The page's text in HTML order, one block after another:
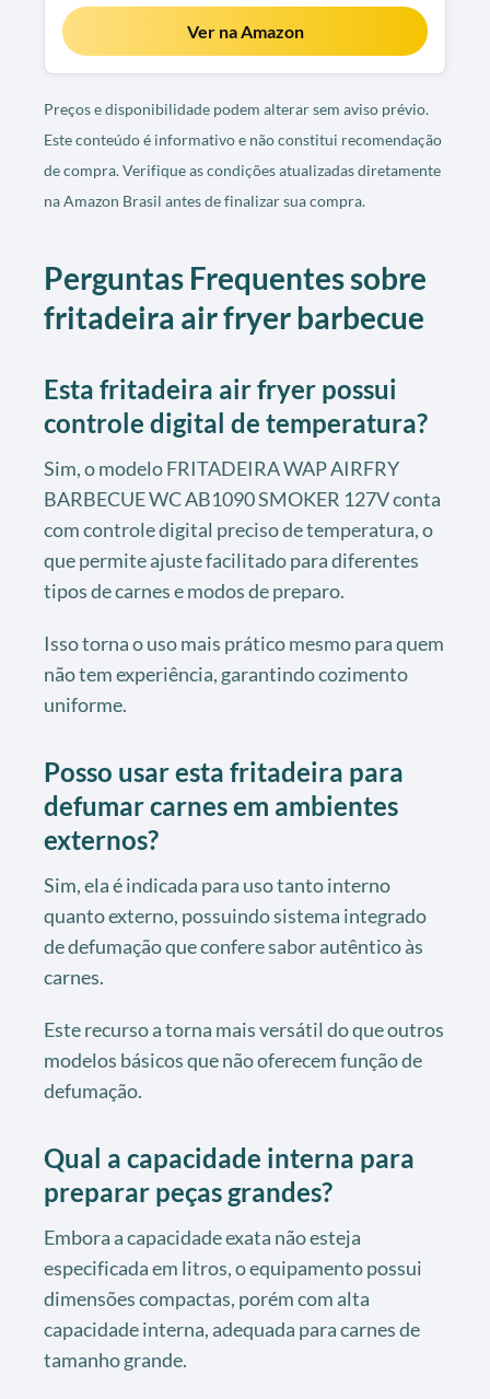
Ver na Amazon
Preços e disponibilidade podem alterar sem aviso prévio.
Este conteúdo é informativo e não constitui recomendação
de compra. Verifique as condições atualizadas diretamente
na Amazon Brasil antes de finalizar sua compra.
Perguntas Frequentes sobre
fritadeira air fryer barbecue
Esta fritadeira air fryer possui
controle digital de temperatura?
Sim, o modelo FRITADEIRA WAP AIRFRY
BARBECUE WC AB1090 SMOKER 127V conta
com controle digital preciso de temperatura, o
que permite ajuste facilitado para diferentes
tipos de carnes e modos de preparo.
Isso torna o uso mais prático mesmo para quem
não tem experiência, garantindo cozimento
uniforme.
Posso usar esta fritadeira para
defumar carnes em ambientes
externos?
Sim, ela é indicada para uso tanto interno
quanto externo, possuindo sistema integrado
de defumação que confere sabor autêntico às
carnes.
Este recurso a torna mais versátil do que outros
modelos básicos que não oferecem função de
defumação.
Qual a capacidade interna para
preparar peças grandes?
Embora a capacidade exata não esteja
especificada em litros, o equipamento possui
dimensões compactas, porém com alta
capacidade interna, adequada para carnes de
tamanho grande.